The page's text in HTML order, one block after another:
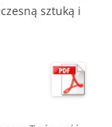
sztuką i